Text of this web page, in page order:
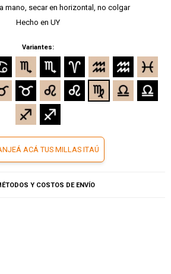
mano, secar en horizontal, no colgar
Hecho en UY
Variantes:
ACÁ TUS MILLAS ITAÚ
Y COSTOS DE ENVÍO